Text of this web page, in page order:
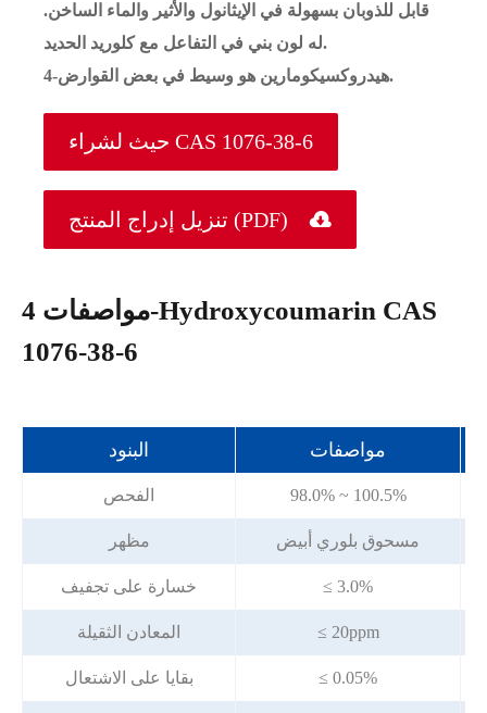
قابل للذوبان بسهولة في الإيثانول والأثير والماء الساخن.
له لون بني في التفاعل مع كلوريد الحديد.
4-هيدروكسيكومارين هو وسيط في بعض القوارض.
حيث لشراء CAS 1076-38-6
تنزيل إدراج المنتج (PDF) 
مواصفات 4-Hydroxycoumarin CAS
1076-38-6
البنود مواصفات
الفحص 98.0% ~ 100.5%
مظهر مسحوق بلوري أبيض
خسارة على تجفيف ≤ 3.0%
المعادن الثقيلة ≤ 20ppm
بقايا على الاشتعال ≤ 0.05%